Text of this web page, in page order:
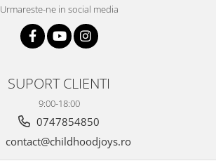
Urmareste-ne in social media
SUPORT CLIENTI
9:00-18:00
0747854850
contact@childhoodjoys.ro